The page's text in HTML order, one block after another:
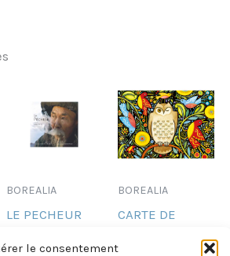
le consentement
BOREALIA
LE PECHEUR
BOREALIA
CARTE DE